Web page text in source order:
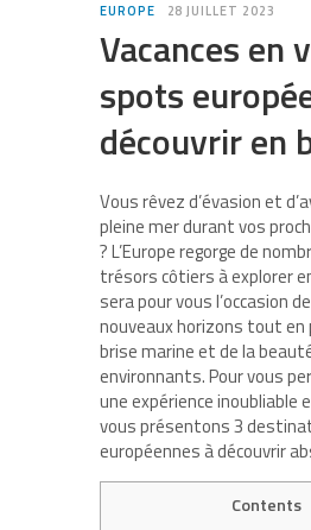
EUROPE 28 JUILLET 2023
Vacances en
spots
découvrir en
Vous rêvez d’évasion et
pleine mer durant vos
? L’Europe regorge de
trésors côtiers à explorer
sera pour vous l’occasion
nouveaux horizons tout
brise marine et de la
environnants. Pour vous
une expérience inoubliable
vous présentons 3
européennes à découvrir
Contents